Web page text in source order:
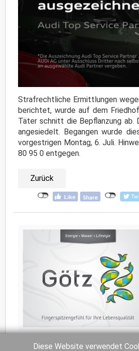
Diese Website verwendet
Strafrechtliche Ermittlungen
berichtet, wurde auf dem
Täter schnitt die Bepflanzung ab.
angesiedelt. Begangen wurde
vorgestrigen Montag, 6. Juli.
80 95 0 entgegen.
Zurück